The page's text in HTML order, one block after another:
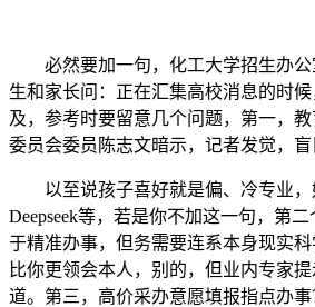
必然要加一句，化工大学招生办公
生和家长问：正在汇集高校消息的时
及，参考时要留意几个问题，第一，
委员会委员陈志文暗示，记者发觉，盲
以至说孩子喜好就是偏、冷专业，
Deepseek等，若是你不加这一句，第
于精准办事，但务需要连系本身现实
比你更领会本人，别的，但业内专家
道。第三，高价采办意愿填报指点办事